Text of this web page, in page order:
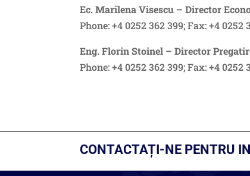
Ec. Marilena Visescu – Director
Phone: +4 0252 362 399; Fax: +4 0252
Eng. Florin Stoinel – Director
Phone: +4 0252 362 399; Fax: +4 0252
CONTACTAȚI-NE PENTRU